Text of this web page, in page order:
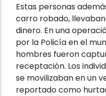
Estas personas
carro robado,
dinero. En una
por la Policía en el
hombres fueron
receptación. Los
se movilizaban en un
reportado como